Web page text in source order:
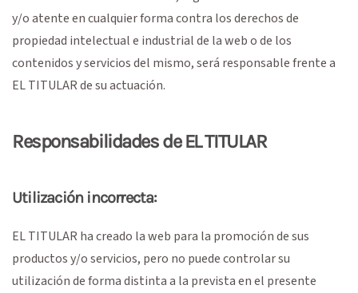
y/o atente en cualquier forma contra los derechos de
propiedad intelectual e industrial de la web o de los
contenidos y servicios del mismo, será responsable frente a
EL TITULAR de su actuación.
Responsabilidades de EL TITULAR
Utilización incorrecta:
EL TITULAR ha creado la web para la promoción de sus
productos y/o servicios, pero no puede controlar su
utilización de forma distinta a la prevista en el presente